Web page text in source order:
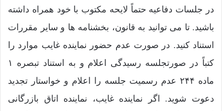
در جلسات دفاعیه حتماً لایحه مکتوب با خود همراه داشته
باشید. تا می توانید به قانون، بخشنامه ها و سایر مقررات
استناد کنید. در صورت عدم حضور نماینده غایب موارد را
کتباً در صورتجلسه رسیدگی اعلام و به استناد تبصره ۱
ماده ۲۴۴ عدم رسمیت جلسه را اعلام و خواستار تجدید
دعوت شوید. اگر نماینده غایب، نماینده اتاق بازرگانی